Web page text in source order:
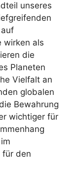
unseres
wirken als
die
Planeten
Vielfalt an
globalen
Bewahrung
wichtiger für
für den